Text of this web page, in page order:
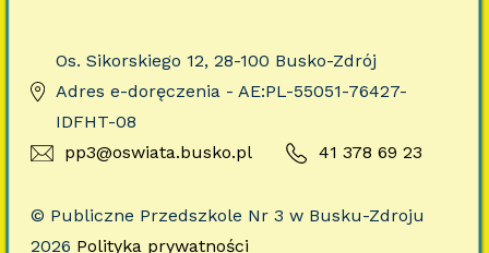
Os. Sikorskiego 12, 28-100 Busko-Zdrój
Adres e-doręczenia - AE:PL-55051-76427-
IDFHT-08
pp3@oswiata.busko.pl
41 378 69 23
© Publiczne Przedszkole Nr 3 w Busku-Zdroju
2026 Polityka prywatności